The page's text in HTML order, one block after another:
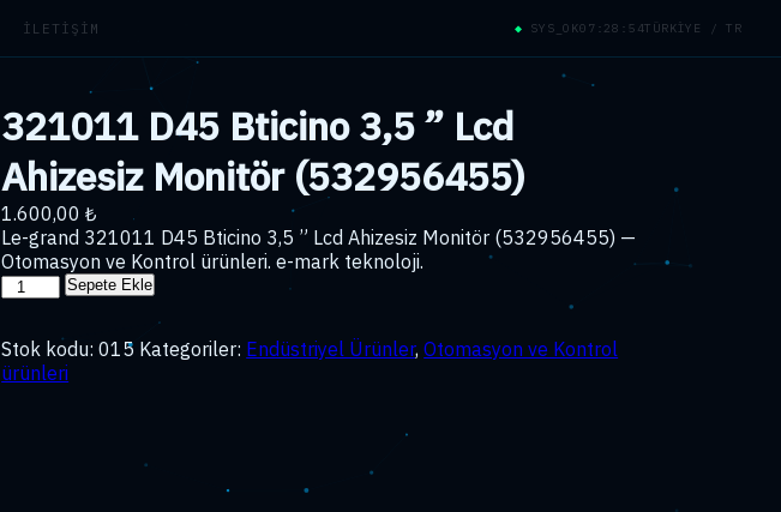
İLETIŞIM ◆ SYS_OK07:28:54TÜRKİYE / TR
321011 D45 Bticino 3,5 ” Lcd
Ahizesiz Monitör (532956455)
1.600,00₺
Le-grand 321011 D45 Bticino 3,5 ” Lcd Ahizesiz Monitör (532956455) —
Otomasyon ve Kontrol ürünleri. e-mark teknoloji.
321011
3,5
''
Sepete Ekle
Stok kodu:015 Kategoriler: Endüstriyel Ürünler,Otomasyon ve Kontrol
ürünleri